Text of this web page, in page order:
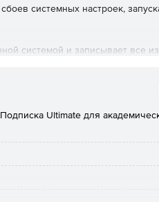
системных настроек,
системой и записывает все
изменять системные
защитой от
программе и
Подписка Ultimate для